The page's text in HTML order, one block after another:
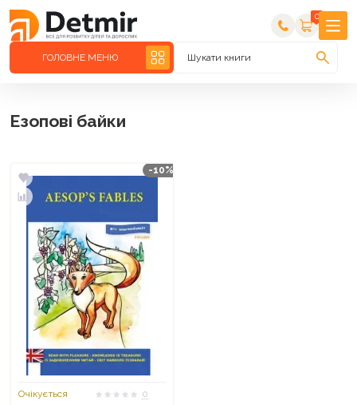
0
ГОЛОВНЕ МЕНЮ Шукати книги
Езопові байки
-10%
Очікується
0